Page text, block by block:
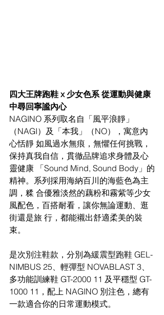
四大王牌跑鞋 x 少女色系 從運動與健康
中尋回寧謐內心
NAGINO 系列取名自「風平浪靜」
（NAGI）及「本我」（NO），寓意內
心恬靜 如風過水無痕，無懼任何挑戰，
保持真我自信，貫徹品牌追求身體及心
靈健康 「Sound Mind, Sound Body」的
精神。系列採用海納百川的海藍色為主
調，糅 合優雅淡然的藕粉和霧紫等少女
風配色，百搭耐看，讓你無論運動、逛
街還是旅 行，都能襯出舒適柔美的裝
束。
是次別注鞋款，分別為緩震型跑鞋 GEL-
NIMBUS 25、輕彈型 NOVABLAST 3、
多功能訓練鞋 GT-2000 11 及平穩型 GT-
1000 11，配上 NAGINO 別注色，總有
一款適合你的日常運動模式。